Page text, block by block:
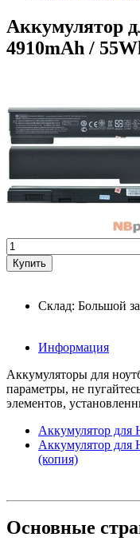
Аккумулятор
4910mAh /
Склад: Большой
Информация
Аккумуляторы для
параметры, не
элементов,
Аккумулятор для
Аккумулятор для
(копия)
Основные